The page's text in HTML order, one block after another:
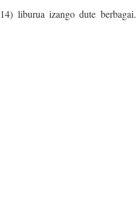
liburua izango dute berbagai.